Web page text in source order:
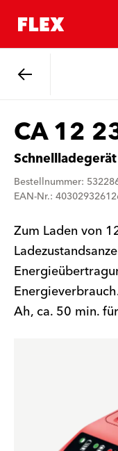
CA 12
Bestellnummer:
EAN-Nr.:
Zum Laden von
Ah, ca. 50 min.